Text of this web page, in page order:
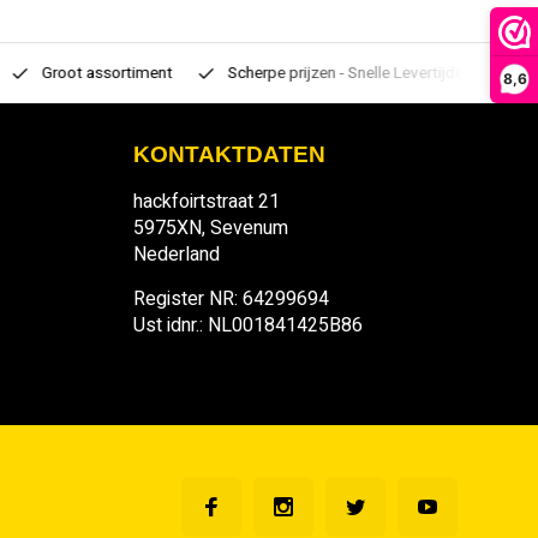
8,6
Groot assortiment Scherpe prijzen - Snelle Levertijden 7
KONTAKTDATEN
hackfoirtstraat 21
5975XN, Sevenum
Nederland
Register NR: 64299694
Ust idnr.: NL001841425B86